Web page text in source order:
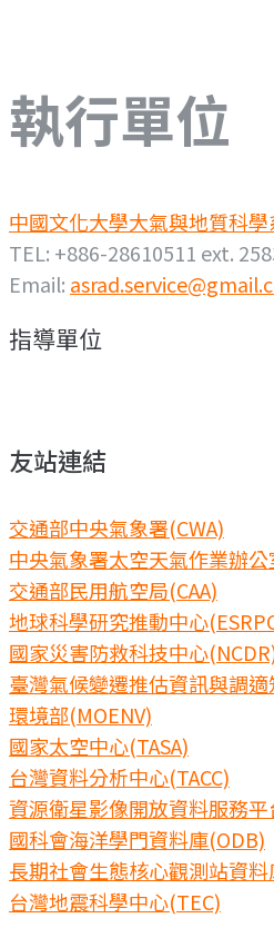
執行單位
中國文化大學大氣與地質科學
TEL: +886-28610511 ext.
Email:
指導單位
友站連結
交通部中央氣象署(CWA)
中央氣象署太空天氣作業辦公
交通部民用航空局(CAA)
地球科學研究推動中心
國家災害防救科技中心
臺灣氣候變遷推估資訊與調適
環境部(MOENV)
國家太空中心(TASA)
台灣資料分析中心(TACC)
資源衛星影像開放資料服務平
國科會海洋學門資料庫(ODB)
長期社會生態核心觀測站資料
台灣地震科學中心(TEC)